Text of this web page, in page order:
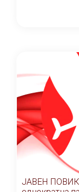
ЈАВЕН ПОВИК за доделување на